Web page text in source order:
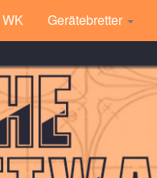
Gerätebretter